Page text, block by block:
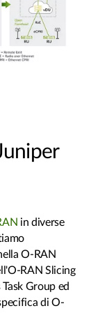
in diverse
O-RAN
RAN Slicing
Group ed
di O-